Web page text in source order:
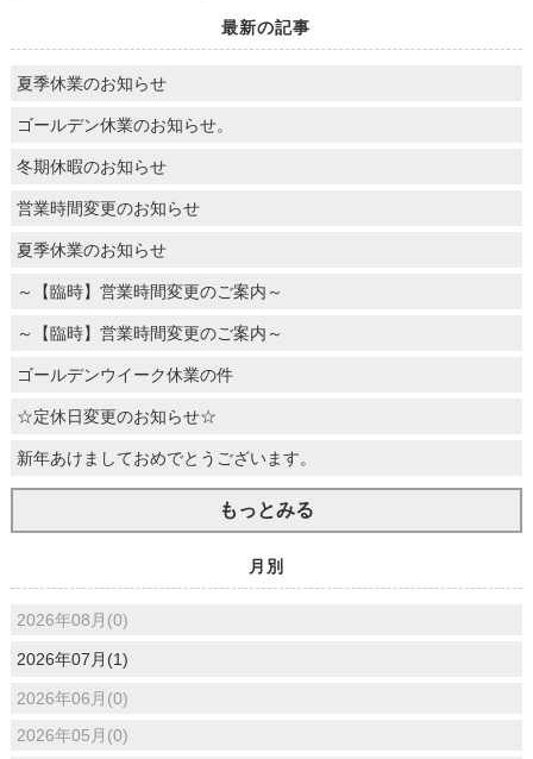
最新の記事
夏季休業のお知らせ
ゴールデン休業のお知らせ。
冬期休暇のお知らせ
営業時間変更のお知らせ
夏季休業のお知らせ
～【臨時】営業時間変更のご案内～
～【臨時】営業時間変更のご案内～
ゴールデンウイーク休業の件
☆定休日変更のお知らせ☆
新年あけましておめでとうございます。
もっとみる
月別
2026年08月(0)
2026年07月(1)
2026年06月(0)
2026年05月(0)